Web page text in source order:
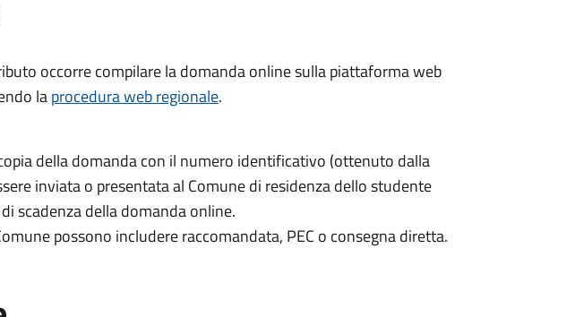
occorre compilare la domanda online sulla piattaforma web
laprocedura web regionale.
della domanda con il numero identificativo (ottenuto dalla
inviata o presentata al Comune di residenza dello studente
scadenza della domanda online.
possono includere raccomandata, PEC o consegna diretta.